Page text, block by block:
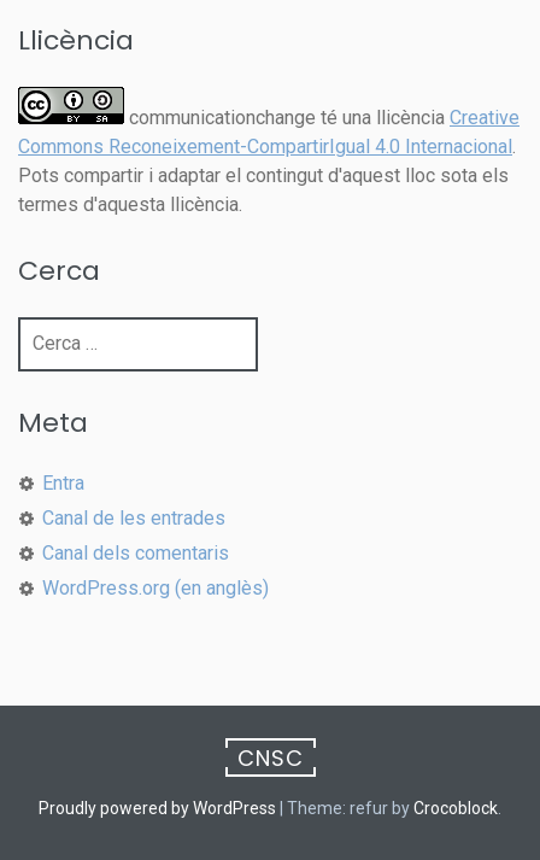
Llicència
communicationchange té una llicència Creative
Commons Reconeixement-CompartirIgual 4.0 Internacional.
Pots compartir i adaptar el contingut d'aquest lloc sota els
termes d'aquesta llicència.
Cerca
Cerca:
Meta
Entra
Canal de les entrades
Canal dels comentaris
WordPress.org (en anglès)
CNSC
Proudly powered by WordPress Theme: refur byCrocoblock